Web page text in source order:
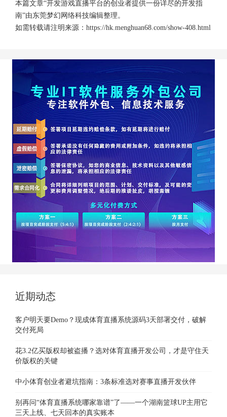
本篇文章“开发游戏直播平台的创业者提供一份详尽的开发指
南”由东莞梦幻网络科技编辑整理。
如需转载请注明来源： https://hk.menghuan68.com/show-408.html
近期动态
客户明天要Demo？现成体育直播系统源码3天部署交付，破解
交付死局
花3.2亿买版权却被盗播？选对体育直播开发公司，才是守住天
价版权的关键
中小体育创业者避坑指南：3条标准选对赛事直播开发伙伴
别再问“体育直播系统哪家靠谱”了——一个湖南篮球UP主用它
三天上线、七天回本的真实账本